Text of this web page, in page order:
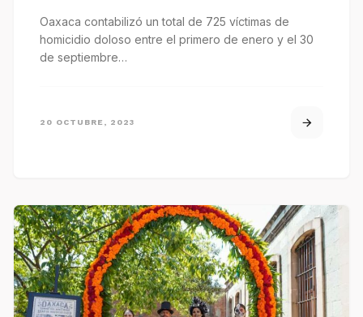
Oaxaca contabilizó un total de 725 víctimas de
homicidio doloso entre el primero de enero y el 30
de septiembre…
20 OCTUBRE, 2023